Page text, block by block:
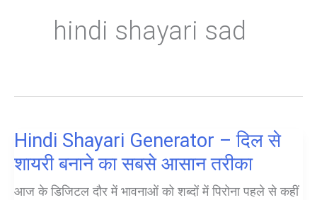
hindi shayari sad
Hindi Shayari Generator – दिल से
शायरी बनाने का सबसे आसान तरीका
आज के डिजिटल दौर में भावनाओं को शब्दों में पिरोना पहले से कहीं